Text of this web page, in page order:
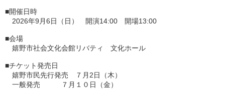
■開催日時
2026年9月6日（日） 開演14:00 開場13:00
■会場
嬉野市社会文化会館リバティ 文化ホール
■チケット発売日
嬉野市民先行発売 ７月2日（木）
一般発売 ７月１０日（金）